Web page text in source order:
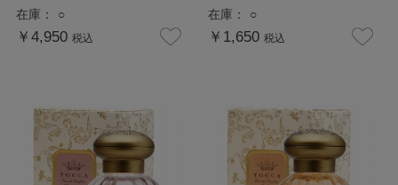
在庫： ○
￥4,950 税込
在庫： ○
￥1,650 税込